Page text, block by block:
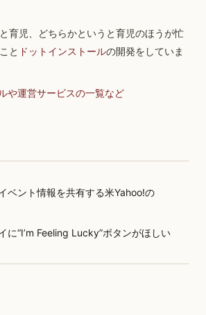
育児、どちらかというと育児のほうが忙
と ドットインストールの開発をしていま
や運営サービスの一覧など
ベント情報を共有する米Yahoo!の
に“I’m Feeling Lucky”ボタンがほしい